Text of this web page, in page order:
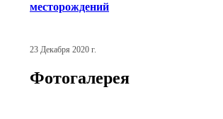
месторождений
23 Декабря 2020 г.
Фотогалерея